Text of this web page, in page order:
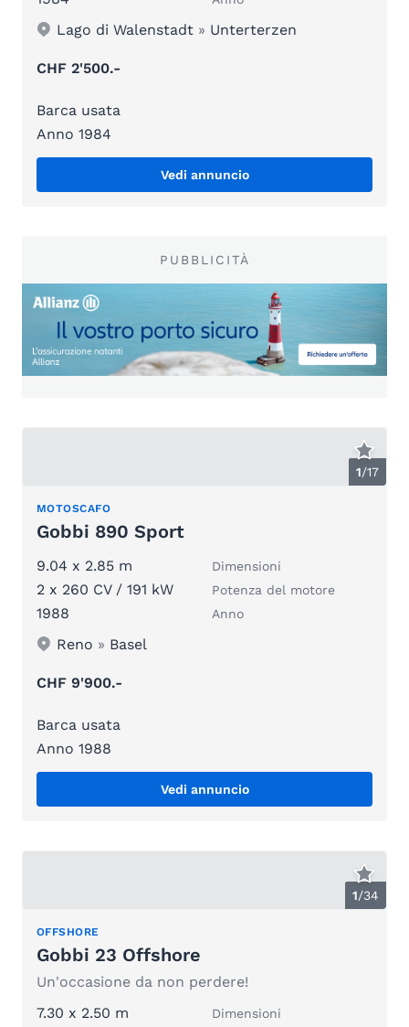
Lago di Walenstadt » Unterterzen
CHF 2'500.-
Barca usata
Anno 1984
Vedi annuncio
PUBBLICITÀ
1/17
MOTOSCAFO
Gobbi 890 Sport
9.04 x 2.85 m Dimensioni
2 x 260 CV / 191 kW Potenza del motore
1988 Anno
Reno » Basel
CHF 9'900.-
Barca usata
Anno 1988
Vedi annuncio
1/34
OFFSHORE
Gobbi 23 Offshore
Un'occasione da non perdere!
7.30 x 2.50 m
Dimensioni